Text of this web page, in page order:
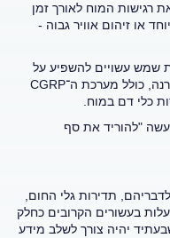
רגישות המוח לאורך זמן
או זיהום אוויר גבוה -
שמש עשויים להשפיע על
כולל מערכת ה־CGRP
כלי דם במוח
"להוריד את סף
תדירות גלי החום,
בעשורים הקרובים כחלק
יהיה צורך לשלב מידע